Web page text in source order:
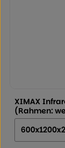
XIMAX
(Rahmen: